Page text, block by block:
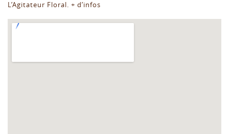
L’Agitateur Floral. + d’infos